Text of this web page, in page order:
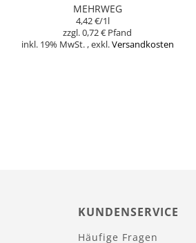
MEHRWEG
4,42 €/1l
0,72 €
inkl. 19% MwSt. ,exkl.Versandkosten
KUNDENSERVICE
Häufige Fragen